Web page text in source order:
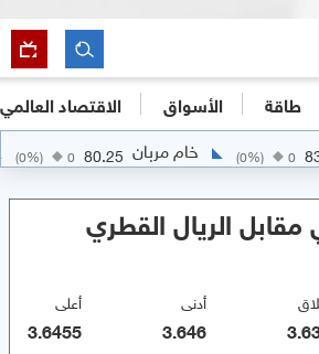
طاقة الأسواق
الاقتصاد العالمي
0
(0%) خام مربان 80.25
0
(0%)
مقابل الريال القطري
أدنى
3.646
أعلى
3.6455